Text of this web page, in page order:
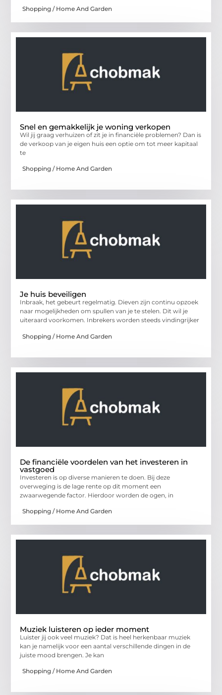
Shopping / Home And Garden
Snel en gemakkelijk je woning verkopen
Wil jij graag verhuizen of zit je in financiële problemen? Dan is
de verkoop van je eigen huis een optie om tot meer kapitaal
te
Shopping / Home And Garden
Je huis beveiligen
Inbraak, het gebeurt regelmatig. Dieven zijn continu opzoek
naar mogelijkheden om spullen van je te stelen. Dit wil je
uiteraard voorkomen. Inbrekers worden steeds vindingrijker
Shopping / Home And Garden
De financiële voordelen van het investeren in
vastgoed
Investeren is op diverse manieren te doen. Bij deze
overweging is de lage rente op dit moment een
zwaarwegende factor. Hierdoor worden de ogen, in
Shopping / Home And Garden
Muziek luisteren op ieder moment
Luister jij ook veel muziek? Dat is heel herkenbaar muziek
kan je namelijk voor een aantal verschillende dingen in de
juiste mood brengen. Je kan
Shopping / Home And Garden